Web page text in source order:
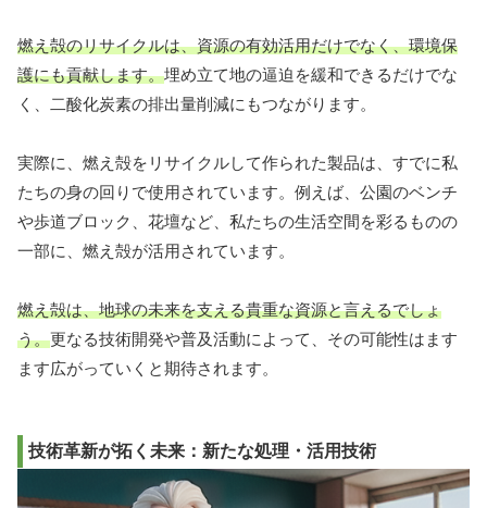
燃え殻のリサイクルは、資源の有効活用だけでなく、環境保
護にも貢献します。埋め立て地の逼迫を緩和できるだけでな
く、二酸化炭素の排出量削減にもつながります。
実際に、燃え殻をリサイクルして作られた製品は、すでに私
たちの身の回りで使用されています。例えば、公園のベンチ
や歩道ブロック、花壇など、私たちの生活空間を彩るものの
一部に、燃え殻が活用されています。
燃え殻は、地球の未来を支える貴重な資源と言えるでしょ
う。更なる技術開発や普及活動によって、その可能性はます
ます広がっていくと期待されます。
技術革新が拓く未来：新たな処理・活用技術